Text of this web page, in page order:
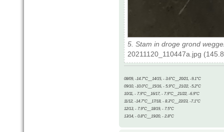
5. Stam in droge grond
20211120_110447a.jpg
08/09, -14.7°C__14/15, - 3.6°C__20/21, -9.1°C
09/10, -10.0°C__15/16, - 5.9°C__21/22, -5.2°C
10/11, - 7.9°C__16/17, - 7.9°C__21/22, -6.9°C
11/12, -14.7°C__17/18, - 8.3°C__22/23, -7.1°C
12/13, - 7.9°C__18/19, - 7.5°C
13/14, - 0.8°C__19/20, - 2.8°C